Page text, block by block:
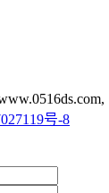
号-8